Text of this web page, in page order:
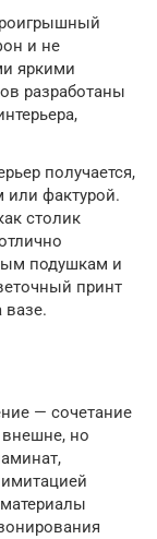
и не
яркими
разработаны
получается,
фактурой.
столик
подушкам и
принт
вазе.
— сочетание
внешне, но